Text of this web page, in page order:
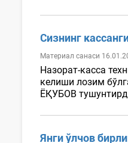
Сизнинг
Материал санаси
Назорат-касса
келиши лозим
ЁҚУБОВ
Янги ўлчов